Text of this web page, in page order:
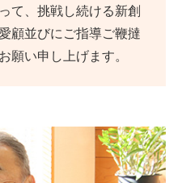
て、挑戦し続ける新創
顧並びにご指導ご鞭撻
願い申し上げます。